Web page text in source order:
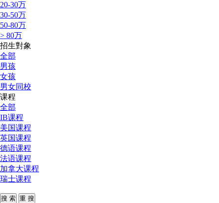
20-30万
30-50万
50-80万
> 80万
招生對象
全部
男孩
女孩
男女同校
课程
全部
IB课程
美国课程
英国课程
德语课程
法语课程
加拿大课程
瑞士课程